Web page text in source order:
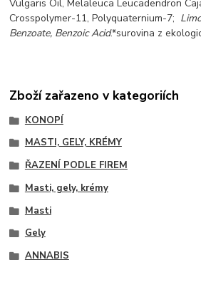
Vulgaris Oil, Melaleuca Leucadendron
Crosspolymer-11, Polyquaternium-7;
Benzoate, Benzoic Acid.*surovina z
Zboží zařazeno v kategoriích
KONOPÍ
MASTI, GELY, KRÉMY
ŘAZENÍ PODLE FIREM
Masti, gely, krémy
Masti
Gely
ANNABIS